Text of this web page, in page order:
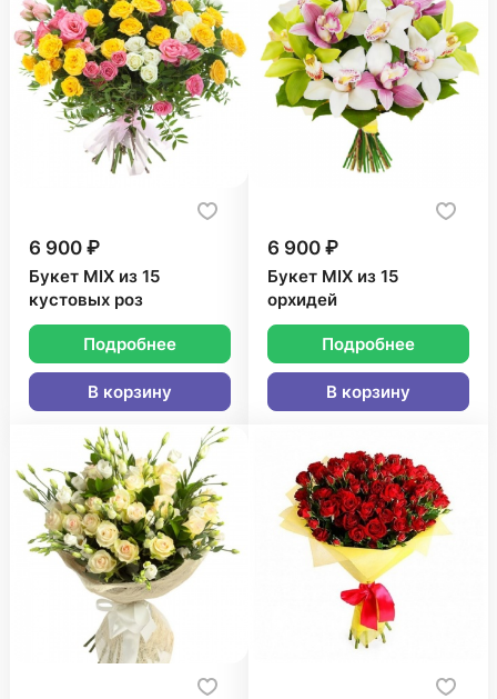
6 900 ₽
Букет MIX из 15
кустовых роз
Подробнее
В корзину
6 900 ₽
Букет MIX из 15
орхидей
Подробнее
В корзину